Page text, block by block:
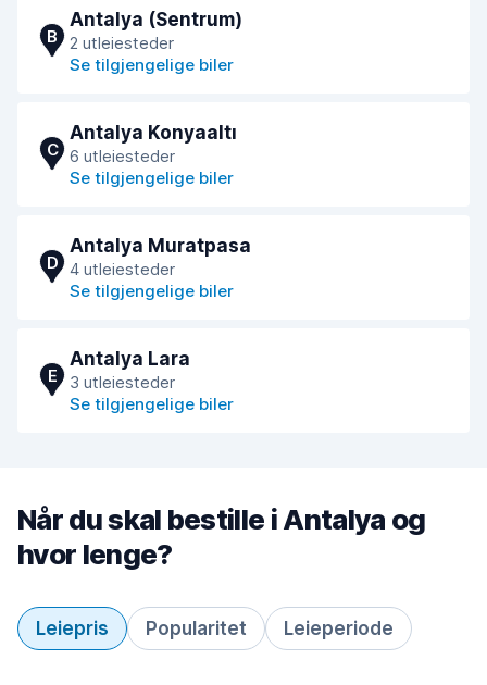
B
Antalya (Sentrum)
2 utleiesteder
Se tilgjengelige biler
C
Antalya Konyaaltı
6 utleiesteder
Se tilgjengelige biler
D
Antalya Muratpasa
4 utleiesteder
Se tilgjengelige biler
E
Antalya Lara
3 utleiesteder
Se tilgjengelige biler
Når du skal bestille i Antalya og
hvor lenge?
Leiepris Popularitet Leieperiode